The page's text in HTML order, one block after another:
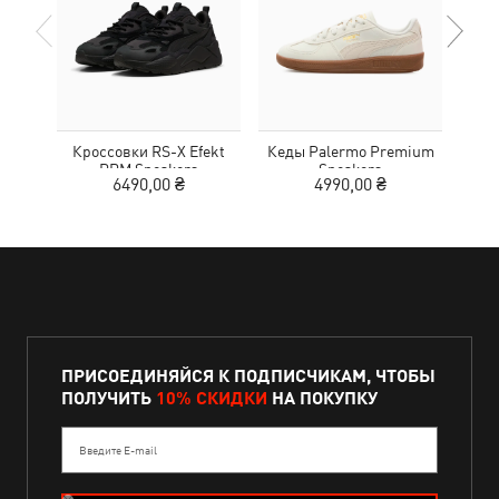
Кроссовки RS-X Efekt
PRM Sneakers
6490,00 ₴
Кеды Palermo Premium
Sneakers
4990,00 ₴
ПРИСОЕДИНЯЙСЯ К ПОДПИСЧИКАМ, ЧТОБЫ
ПОЛУЧИТЬ 10% СКИДКИ НА ПОКУПКУ
Введите E-mail